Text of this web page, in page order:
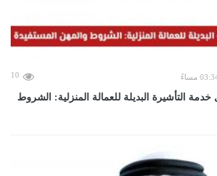
10
التأشيرة البديلة للعمالة المنزلية: الشروط